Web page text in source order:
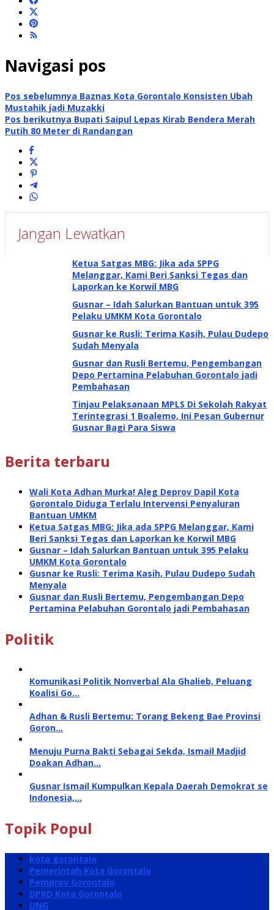
Navigasi pos
Pos sebelumnya Baznas Kota Gorontalo Konsisten Ubah
Mustahik jadi Muzakki
Pos berikutnya Bupati Saipul Lepas Kirab Bendera Merah
Putih 80 Meter di Randangan
Jangan Lewatkan
Ketua Satgas MBG: Jika ada SPPG
Melanggar, Kami Beri Sanksi Tegas dan
Laporkan ke Korwil MBG
Gusnar – Idah Salurkan Bantuan untuk 395
Pelaku UMKM Kota Gorontalo
Gusnar ke Rusli: Terima Kasih, Pulau Dudepo
Sudah Menyala
Gusnar dan Rusli Bertemu, Pengembangan
Depo Pertamina Pelabuhan Gorontalo jadi
Pembahasan
Tinjau Pelaksanaan MPLS Di Sekolah Rakyat
Terintegrasi 1 Boalemo, Ini Pesan Gubernur
Gusnar Bagi Para Siswa
Berita terbaru
Wali Kota Adhan Murka! Aleg Deprov Dapil Kota
Gorontalo Diduga Terlalu Intervensi Penyaluran
Bantuan UMKM
Ketua Satgas MBG: Jika ada SPPG Melanggar, Kami
Beri Sanksi Tegas dan Laporkan ke Korwil MBG
Gusnar – Idah Salurkan Bantuan untuk 395 Pelaku
UMKM Kota Gorontalo
Gusnar ke Rusli: Terima Kasih, Pulau Dudepo Sudah
Menyala
Gusnar dan Rusli Bertemu, Pengembangan Depo
Pertamina Pelabuhan Gorontalo jadi Pembahasan
Politik
Komunikasi Politik Nonverbal Ala Ghalieb, Peluang
Koalisi Go…
Adhan & Rusli Bertemu: Torang Bekeng Bae Provinsi
Goron…
Menuju Purna Bakti Sebagai Sekda, Ismail Madjid
Doakan Adhan…
Gusnar Ismail Kumpulkan Kepala Daerah Demokrat se
Indonesia,…
Topik Popul
kota gorontalo
Pemerintah Kota Gorontalo
Pemprov Gorontalo
DPRD Kota Gorontalo
UNG